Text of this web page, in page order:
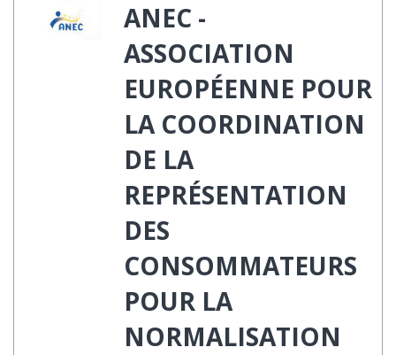
ANEC -
ASSOCIATION
EUROPÉENNE POUR
LA COORDINATION
DE LA
REPRÉSENTATION
DES
CONSOMMATEURS
POUR LA
NORMALISATION